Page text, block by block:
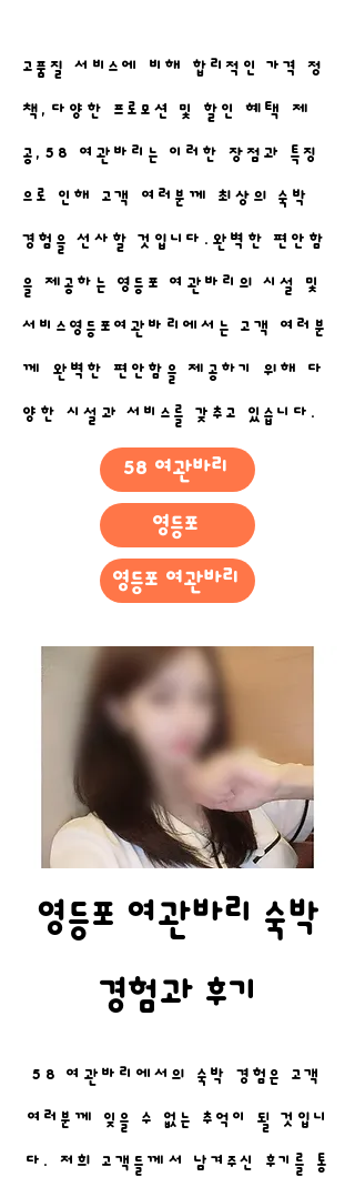
고품질 서비스에 비해 합리적인 가격 정
책,다양한 프로모션 및 할인 혜택 제
공,58 여관바리는 이러한 장점과 특징
으로 인해 고객 여러분께 최상의 숙박
경험을 선사할 것입니다.완벽한 편안함
을 제공하는 영등포 여관바리의 시설 및
서비스영등포여관바리에서는 고객 여러분
께 완벽한 편안함을 제공하기 위해 다
양한 시설과 서비스를 갖추고 있습니다.
58 여관바리
영등포
영등포 여관바리
영등포 여관바리 숙박
경험과 후기
58 여관바리에서의 숙박 경험은 고객
여러분께 잊을 수 없는 추억이 될 것입니
다. 저희 고객들께서 남겨주신 후기를 통